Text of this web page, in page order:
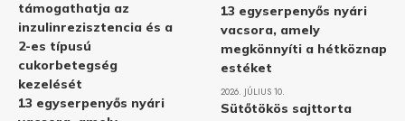
támogathatja az
inzulinrezisztencia és a
2-es típusú
cukorbetegség
kezelését
13 egyserpenyős nyári
13 egyserpenyős nyári
vacsora, amely
megkönnyíti a hétköznap
estéket
2026. JÚLIUS 10.
Sütőtökös sajttorta